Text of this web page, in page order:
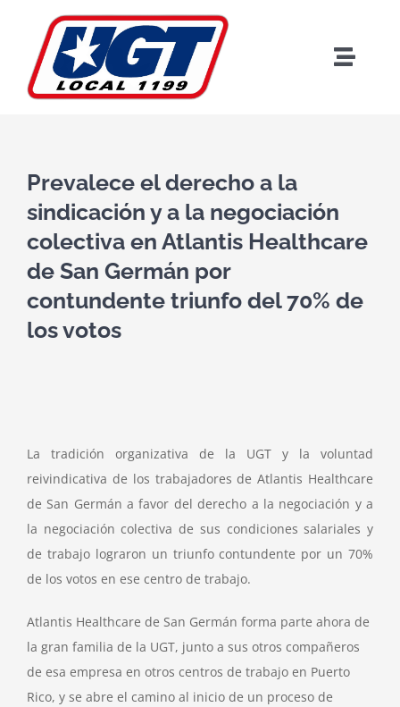
content
Toggle
Prevalece el derecho a la
sindicación y a la negociación
colectiva en Atlantis Healthcare
de San Germán por
contundente triunfo del 70% de
los votos
La tradición organizativa de la UGT y la voluntad
reivindicativa de los trabajadores de Atlantis Healthcare
de San Germán a favor del derecho a la negociación y a
la negociación colectiva de sus condiciones salariales y
de trabajo lograron un triunfo contundente por un 70%
de los votos en ese centro de trabajo.
Atlantis Healthcare de San Germán forma parte ahora de
la gran familia de la UGT, junto a sus otros compañeros
de esa empresa en otros centros de trabajo en Puerto
Rico, y se abre el camino al inicio de un proceso de